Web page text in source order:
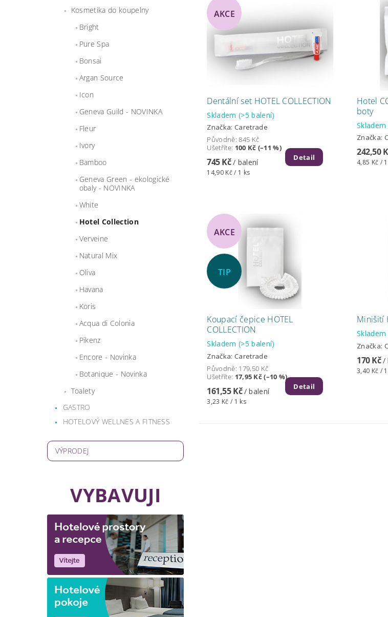
Kosmetika do koupelny
Bright
Pure Spa
Bonsai
Argan Source
Icon
Geneva Guild - NOVINKA
Fleur
Ivory
Bamboo
Geneva Green - ekologické
obaly - NOVINKA
White
Hotel Collection
Verveine
Natural Mix
Oliva
Havana
Koris
Acqua di Colonia
Pikenz
Encore - Novinka
Botanique - Novinka
Toalety
GASTRO
HOTELOVÝ WELLNES A FITNESS
VÝPRODEJ
VYBAVUJI
AKCE
Dentální set HOTEL COLLECTION
Skladem (>5 balení)
Značka: Caretrade
Původně:845 Kč
Ušetříte: 100 Kč (–11 %)
745 Kč/ balení
14,90 Kč / 1 ks
Detail
Hotel
boty
Skladem
Značka:
242,50
4,85 Kč /
AKCE
TIP
Koupací čepice HOTEL
COLLECTION
Skladem (>5 balení)
Značka: Caretrade
Původně: 179,50 Kč
Ušetříte: 17,95 Kč (–10 %)
161,55 Kč/ balení
3,23 Kč / 1 ks
Detail
Minišití
Skladem
Značka:
170 Kč/
3,40 Kč /